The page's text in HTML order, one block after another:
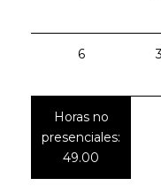
6
Horas no
presenciales:
49.00